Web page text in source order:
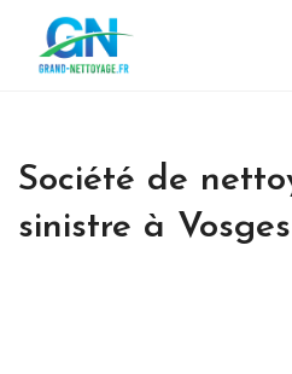
Société de
sinistre à